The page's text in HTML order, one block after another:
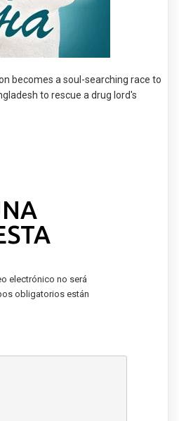
becomes a soul-searching race to
to rescue a drug lord's
electrónico no será
obligatorios están